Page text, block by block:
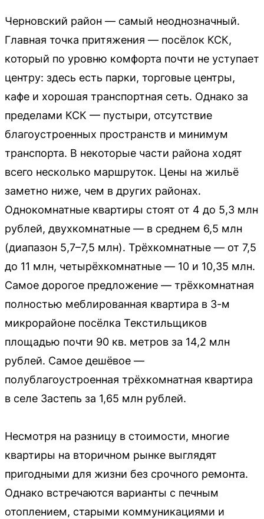
Черновский район — самый неоднозначный.
Главная точка притяжения — посёлок КСК,
который по уровню комфорта почти не уступает
центру: здесь есть парки, торговые центры,
кафе и хорошая транспортная сеть. Однако за
пределами КСК — пустыри, отсутствие
благоустроенных пространств и минимум
транспорта. В некоторые части района ходят
всего несколько маршруток. Цены на жильё
заметно ниже, чем в других районах.
Однокомнатные квартиры стоят от 4 до 5,3 млн
рублей, двухкомнатные — в среднем 6,5 млн
(диапазон 5,7–7,5 млн). Трёхкомнатные — от 7,5
до 11 млн, четырёхкомнатные — 10 и 10,35 млн.
Самое дорогое предложение — трёхкомнатная
полностью меблированная квартира в 3-м
микрорайоне посёлка Текстильщиков
площадью почти 90 кв. метров за 14,2 млн
рублей. Самое дешёвое —
полублагоустроенная трёхкомнатная квартира
в селе Застепь за 1,65 млн рублей.
Несмотря на разницу в стоимости, многие
квартиры на вторичном рынке выглядят
пригодными для жизни без срочного ремонта.
Однако встречаются варианты с печным
отоплением, старыми коммуникациями и